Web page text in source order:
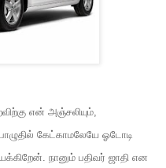
என் அஞ்சலியும்,
கேட்காமலேயே ஓடோடி
நானும் பதிவர் ஜாதி என